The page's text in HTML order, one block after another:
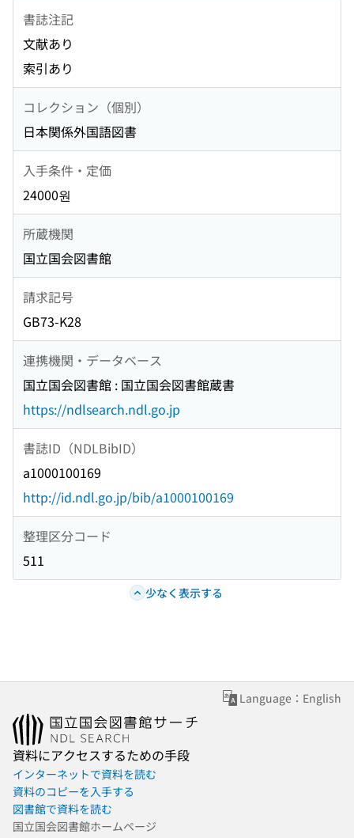
書誌注記
文献あり
索引あり
コレクション（個別）
日本関係外国語図書
入手条件・定価
24000원
所蔵機関
国立国会図書館
請求記号
GB73-K28
連携機関・データベース
国立国会図書館 : 国立国会図書館蔵書
https://ndlsearch.ndl.go.jp
書誌ID（NDLBibID）
a1000100169
http://id.ndl.go.jp/bib/a1000100169
整理区分コード
511
少なく表示する
Language：English
資料にアクセスするための手段
インターネットで資料を読む
資料のコピーを入手する
図書館で資料を読む
国立国会図書館ホームページ